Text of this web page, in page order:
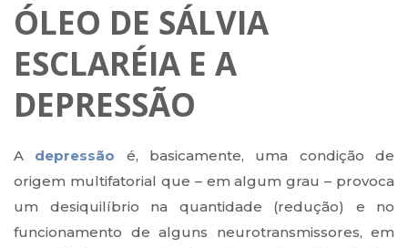
ÓLEO DE SÁLVIA
ESCLARÉIA E A
DEPRESSÃO
A depressão é, basicamente, uma condição de
origem multifatorial que – em algum grau – provoca
um desiquilíbrio na quantidade (redução) e no
funcionamento de alguns neurotransmissores, em